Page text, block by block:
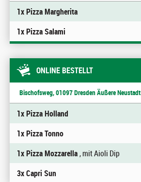
1x Pizza Margherita
1x Pizza Salami
ONLINE BESTELLT
Bischofsweg, 01097 Dresden Äußere Neustadt
1x Pizza Holland
1x Pizza Tonno
1x Pizza Mozzarella, mit Aioli Dip
3x Capri Sun